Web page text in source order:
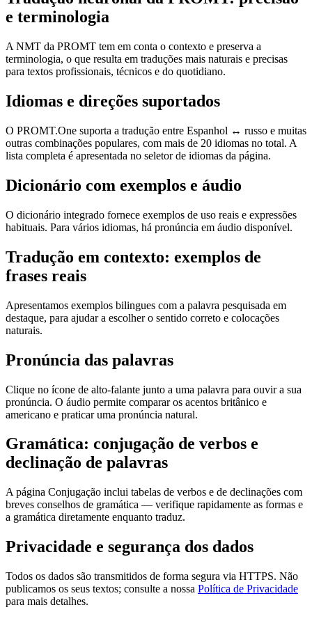
e terminologia
A NMT da PROMT tem em conta o contexto e preserva a
terminologia, o que resulta em traduções mais naturais e precisas
para textos profissionais, técnicos e do quotidiano.
Idiomas e direções suportados
O PROMT.One suporta a tradução entre Espanhol ↔ russo e muitas
outras combinações populares, com mais de 20 idiomas no total. A
lista completa é apresentada no seletor de idiomas da página.
Dicionário com exemplos e áudio
O dicionário integrado fornece exemplos de uso reais e expressões
habituais. Para vários idiomas, há pronúncia em áudio disponível.
Tradução em contexto: exemplos de
frases reais
Apresentamos exemplos bilingues com a palavra pesquisada em
destaque, para ajudar a escolher o sentido correto e colocações
naturais.
Pronúncia das palavras
Clique no ícone de alto-falante junto a uma palavra para ouvir a sua
pronúncia. O áudio permite comparar os acentos britânico e
americano e praticar uma pronúncia natural.
Gramática: conjugação de verbos e
declinação de palavras
A página Conjugação inclui tabelas de verbos e de declinações com
breves conselhos de gramática — verifique rapidamente as formas e
a gramática diretamente enquanto traduz.
Privacidade e segurança dos dados
Todos os dados são transmitidos de forma segura via HTTPS. Não
publicamos os seus textos; consulte a nossa Política de Privacidade
para mais detalhes.